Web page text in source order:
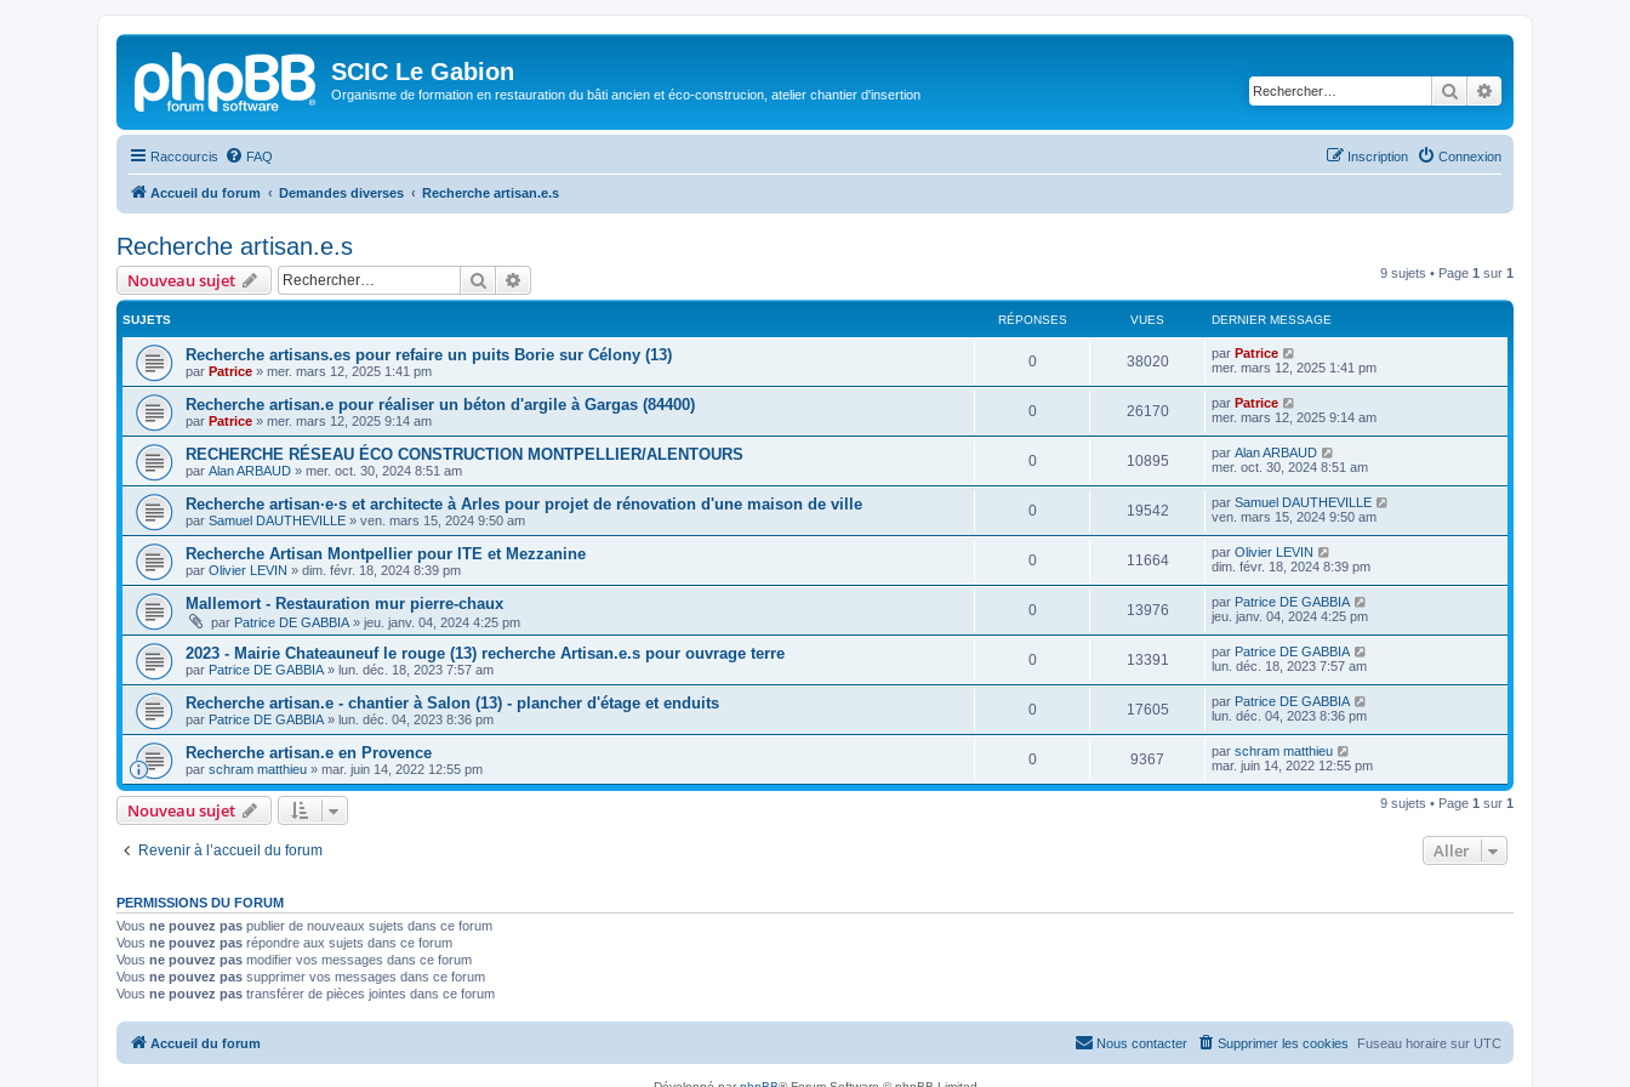
SCIC Le Gabion
Organisme de formation en restauration du bâti ancien et éco-construcion, atelier chantier d'insertion Rechercher
Raccourcis FAQ Connexion
Inscription
Accueil du forum Demandes diverses Recherche artisan.e.s
Recherche artisan.e.s
Nouveau sujet Rechercher 9 sujets • Page 1 sur 1
SUJETS RÉPONSES VUES DERNIER MESSAGE
Recherche artisans.es pour refaire un puits Borie sur Célony (13)
par Patrice » mer. mars 12, 2025 1:41 pm
0 38020 par Patrice
mer. mars 12, 2025 1:41 pm
Recherche artisan.e pour réaliser un béton d'argile à Gargas (84400)
par Patrice » mer. mars 12, 2025 9:14 am
0 26170 par Patrice
mer. mars 12, 2025 9:14 am
RECHERCHE RÉSEAU ÉCO CONSTRUCTION MONTPELLIER/ALENTOURS
par Alan ARBAUD » mer. oct. 30, 2024 8:51 am
0 10895 par Alan ARBAUD
mer. oct. 30, 2024 8:51 am
Recherche artisan·e·s et architecte à Arles pour projet de rénovation d'une maison de ville
par Samuel DAUTHEVILLE » ven. mars 15, 2024 9:50 am
0 19542 par Samuel DAUTHEVILLE
ven. mars 15, 2024 9:50 am
Recherche Artisan Montpellier pour ITE et Mezzanine
par Olivier LEVIN » dim. févr. 18, 2024 8:39 pm
0 11664 par Olivier LEVIN
dim. févr. 18, 2024 8:39 pm
Mallemort - Restauration mur pierre-chaux
par Patrice DE GABBIA » jeu. janv. 04, 2024 4:25 pm
0 13976 par Patrice DE GABBIA
jeu. janv. 04, 2024 4:25 pm
2023 - Mairie Chateauneuf le rouge (13) recherche Artisan.e.s pour ouvrage terre
par Patrice DE GABBIA » lun. déc. 18, 2023 7:57 am
0 13391 par Patrice DE GABBIA
lun. déc. 18, 2023 7:57 am
Recherche artisan.e - chantier à Salon (13) - plancher d'étage et enduits
par Patrice DE GABBIA » lun. déc. 04, 2023 8:36 pm
0 17605 par Patrice DE GABBIA
lun. déc. 04, 2023 8:36 pm
Recherche artisan.e en Provence
par schram matthieu » mar. juin 14, 2022 12:55 pm
0 9367 par schram matthieu
mar. juin 14, 2022 12:55 pm
Nouveau sujet 9 sujets • Page 1 sur 1
Revenir à l’accueil du forum Aller
PERMISSIONS DU FORUM
Vous ne pouvez pas publier de nouveaux sujets dans ce forum
Vous ne pouvez pas répondre aux sujets dans ce forum
Vous ne pouvez pas modifier vos messages dans ce forum
Vous ne pouvez pas supprimer vos messages dans ce forum
Vous ne pouvez pas transférer de pièces jointes dans ce forum
Accueil du forum Fuseau horaire sur UTC
Supprimer les cookies
Nous contacter